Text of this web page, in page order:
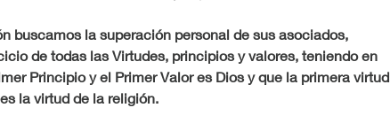
buscamos la superación personal de sus asociados,
de todas las Virtudes, principios y valores, teniendo en
Principio y el Primer Valor es Dios y que la primera virtud
la virtud de la religión.